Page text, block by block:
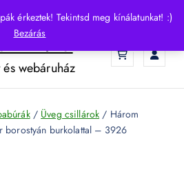
érkeztek! Tekintsd meg kínálatunkat! :)
Bezárás
és webáruház
/ Üveg csillárok / Három
borostyán burkolattal – 3926